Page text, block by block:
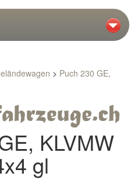
> Puch 230 GE,
KLVMW
gl